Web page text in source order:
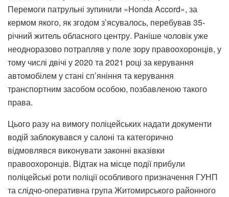
Перемоги патрульні зупинили «Honda Accord», за
кермом якого, як згодом з’ясувалось, перебував 35-
річний житель обласного центру. Раніше чоловік уже
неодноразово потрапляв у поле зору правоохоронців, у
тому числі двічі у 2020 та 2021 році за керування
автомобілем у стані сп’яніння та керування
транспортним засобом особою, позбавленою такого
права.
Цього разу на вимогу поліцейських надати документи
водій заблокувався у салоні та категорично
відмовлявся виконувати законні вказівки
правоохоронців. Відтак на місце події прибули
поліцейські роти поліції особливого призначення ГУНП
та слідчо-оперативна група Житомирського районного